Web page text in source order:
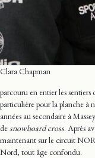
Clara Chapman
parcouru en entier les sentiers
particulière pour la planche à
années au secondaire à
desnowboard cross. Après
maintenant sur le circuit
Nord, tout âge confondu.